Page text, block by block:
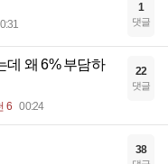
1
댓글
데 왜 6% 부담하
6 00:24
22
댓글
38